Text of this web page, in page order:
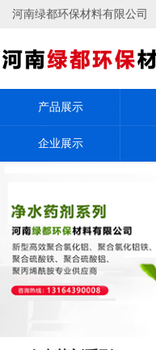
河南绿都环保材料有限公司
产品展示
企业展示